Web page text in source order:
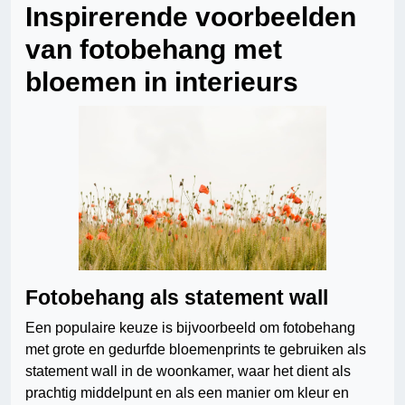
Inspirerende voorbeelden
van fotobehang met
bloemen in interieurs
Fotobehang als statement wall
Een populaire keuze is bijvoorbeeld om fotobehang
met grote en gedurfde bloemenprints te gebruiken als
statement wall in de woonkamer, waar het dient als
prachtig middelpunt en als een manier om kleur en